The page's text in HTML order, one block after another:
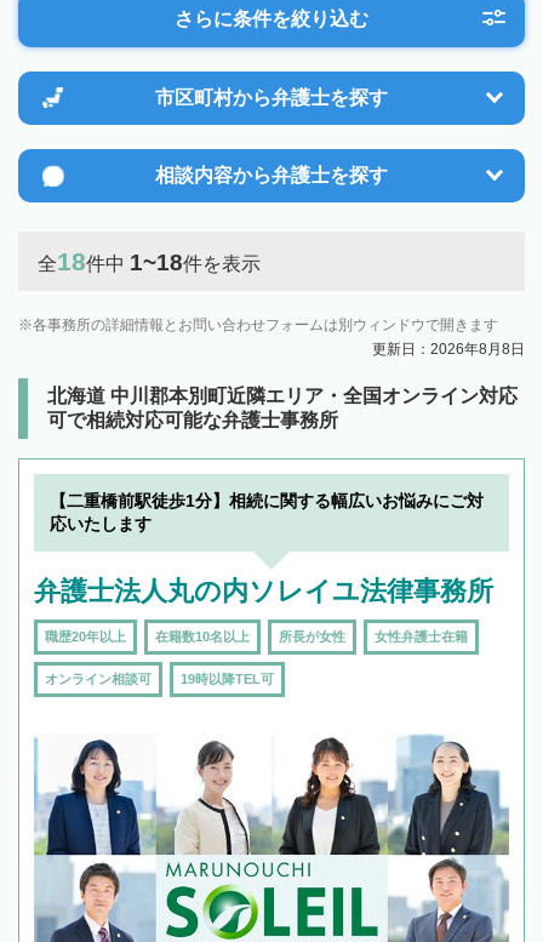
さらに条件を絞り込む
市区町村から弁護士を探す
相談内容から弁護士を探す
全18件中 1~18件を表示
各事務所の詳細情報とお問い合わせフォームは別ウィンドウで開きます
更新日：2026年8月8日
北海道 中川郡本別町近隣エリア・全国オンライン対応
可で相続対応可能な弁護士事務所
【二重橋前駅徒歩1分】相続に関する幅広いお悩みにご対
応いたします
弁護士法人丸の内ソレイユ法律事務所
職歴20年以上 在籍数10名以上 所長が女性 女性弁護士在籍
オンライン相談可 19時以降TEL可